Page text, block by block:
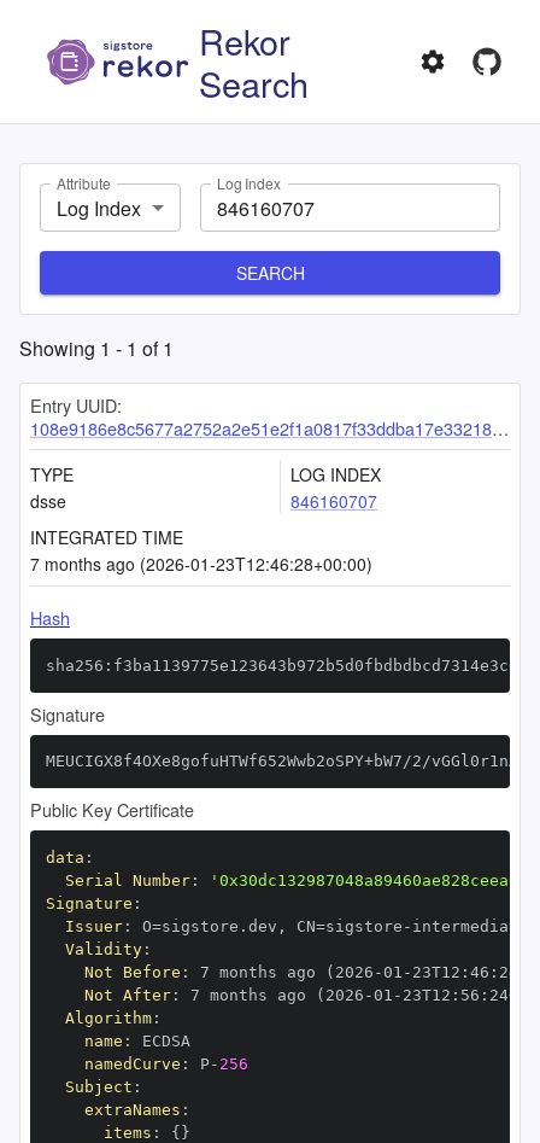
Rekor
Search
Attribute
Log Index
Log Index
SEARCH
Showing 1 - 1 of1
Entry UUID:
108e9186e8c5677a2752a2e51e2f1a0817f33ddba17e33218bd853c49400bf3c7b95103cac2a6f05
TYPE
dsse
LOG INDEX
846160707
INTEGRATED TIME
7 months ago (2026-01-23T12:46:28+00:00)
Hash
Signature
MEUCIGX8f4OXe8gofuHTWf652Wwb2oSPY+bW7/2/
Public Key Certificate
data :
Serial Number:
Signature :
Issuer: O=sigstore.dev , CN=sigstore -
Validity:
Not Before : 7 months ago (2026 -01 - 23T12 : 46 :
Not After: 7 months ago (2026 -01 - 23T12 : 56 : 24+00
Algorithm:
name :
namedCurve : P- 256
Subject :
extraNames :
items : { }